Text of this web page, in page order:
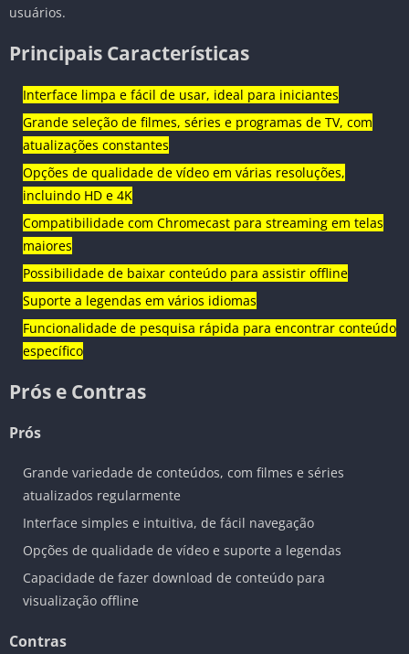
usuários.
Principais Características
Interface limpa e fácil de usar, ideal para iniciantes
Grande seleção de filmes, séries e programas de TV, com
atualizações constantes
Opções de qualidade de vídeo em várias resoluções,
incluindo HD e 4K
Compatibilidade com Chromecast para streaming em telas
maiores
Possibilidade de baixar conteúdo para assistir offline
Suporte a legendas em vários idiomas
Funcionalidade de pesquisa rápida para encontrar conteúdo
específico
Prós e Contras
Prós
Grande variedade de conteúdos, com filmes e séries
atualizados regularmente
Interface simples e intuitiva, de fácil navegação
Opções de qualidade de vídeo e suporte a legendas
Capacidade de fazer download de conteúdo para
visualização offline
Contras